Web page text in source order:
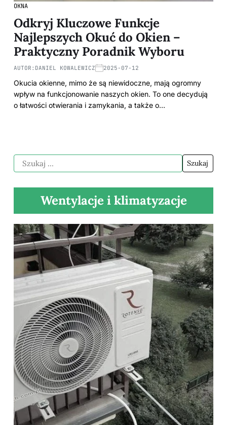
OKNA
Odkryj Kluczowe Funkcje
Najlepszych Okuć do Okien –
Praktyczny Poradnik Wyboru
AUTOR: DANIEL KOWALEWICZ 2025-07-12
Okucia okienne, mimo że są niewidoczne, mają ogromny
wpływ na funkcjonowanie naszych okien. To one decydują
o łatwości otwierania i zamykania, a także o…
Wentylacje i klimatyzacje